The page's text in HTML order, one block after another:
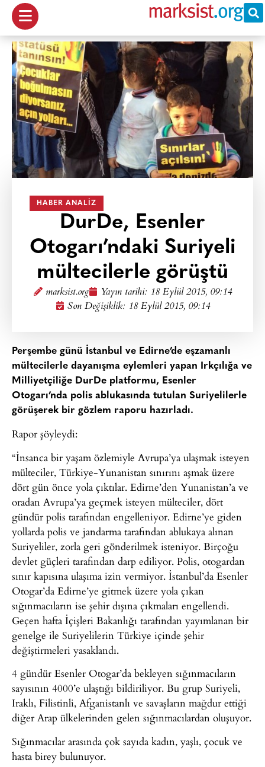
HABER ANALIZ
DurDe, Esenler
Otogarı’ndaki Suriyeli
mültecilerle görüştü
marksist.org Yayın tarihi: 18 Eylül 2015, 09:14
Son Değişiklik: 18 Eylül 2015, 09:14
Perşembe günü İstanbul ve Edirne’de eşzamanlı
mültecilerle dayanışma eylemleri yapan Irkçılığa ve
Milliyetçiliğe DurDe platformu, Esenler
Otogarı’nda polis ablukasında tutulan Suriyelilerle
görüşerek bir gözlem raporu hazırladı.
Rapor şöyleydi:
“İnsanca bir yaşam özlemiyle Avrupa’ya ulaşmak isteyen
mülteciler, Türkiye-Yunanistan sınırını aşmak üzere
dört gün önce yola çıktılar. Edirne’den Yunanistan’a ve
oradan Avrupa’ya geçmek isteyen mülteciler, dört
gündür polis tarafından engelleniyor. Edirne’ye giden
yollarda polis ve jandarma tarafından ablukaya alınan
Suriyeliler, zorla geri gönderilmek isteniyor. Birçoğu
devlet güçleri tarafından darp ediliyor. Polis, otogardan
sınır kapısına ulaşıma izin vermiyor. İstanbul’da Esenler
Otogar’da Edirne’ye gitmek üzere yola çıkan
sığınmacıların ise şehir dışına çıkmaları engellendi.
Geçen hafta İçişleri Bakanlığı tarafından yayımlanan bir
genelge ile Suriyelilerin Türkiye içinde şehir
değiştirmeleri yasaklandı.
4 gündür Esenler Otogar’da bekleyen sığınmacıların
sayısının 4000’e ulaştığı bildiriliyor. Bu grup Suriyeli,
Iraklı, Filistinli, Afganistanlı ve savaşların mağdur ettiği
diğer Arap ülkelerinden gelen sığınmacılardan oluşuyor.
Sığınmacılar arasında çok sayıda kadın, yaşlı, çocuk ve
hasta birey bulunuyor.